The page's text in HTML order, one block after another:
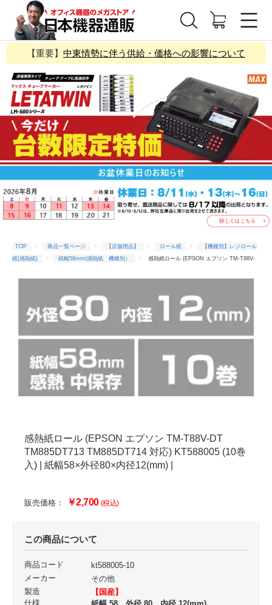
【重要】 中東情勢に伴う供給・価格への影響について
TOP 商品一覧ページ 【店舗用品】 ロール紙
【機種別】レジロール
紙(感熱紙)
紙幅58mm(感熱紙 機種別）
感熱紙ロール (EPSON エプソン TM-T88V-
感熱紙ロール (EPSON エプソン TM-T88V-DT
TM885DT713 TM885DT714 対応) KT588005 (10巻
入) | 紙幅58×外径80×内径12(mm) |
販売価格： ￥2,700 (税込)
この商品について
商品コード
kt588005-10
メーカー
その他
製造
【国産】
仕様